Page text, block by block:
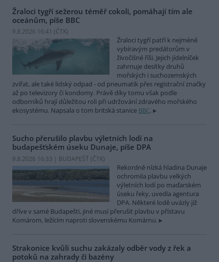
Žraloci tygří sežerou téměř cokoli, pomáhají tím ale
oceánům, píše BBC
9.8.2026 16:41 (ČTK)
Žraloci tygří patří k nejméně
vybíravým predátorům v
živočišné říši. Jejich jídelníček
zahrnuje desítky druhů
mořských i suchozemských
zvířat, ale také lidský odpad - od pneumatik přes registrační značky
až po televizory či kondomy. Právě díky tomu však podle
odborníků hrají důležitou roli při udržování zdravého mořského
ekosystému. Napsala o tom britská stanice BBC.
Sucho přerušilo plavbu výletních lodí na
budapešťském úseku Dunaje, píše DPA
9.8.2026 16:33 | BUDAPEŠŤ (ČTK)
Rekordně nízká hladina Dunaje
ochromila plavbu velkých
výletních lodí po maďarském
úseku řeky, uvedla agentura
DPA. Některé lodě uvázly již
dříve v samé Budapešti, jiné musí přerušit plavbu v přístavu
Komárom, ležícím naproti slovenskému Komárnu.
Strakonice kvůli suchu zakázaly odběr vody z řek a
potoků na zahrady či bazény